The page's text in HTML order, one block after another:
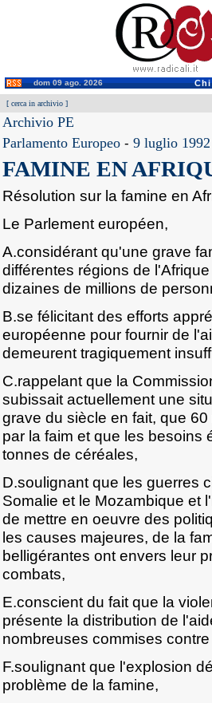
dom 09 ago. 2026
[ cerca in archivio ]
Archivio PE
Parlamento Europeo - 9 luglio 1992
FAMINE EN
Résolution sur la famine en
Le Parlement européen,
A.considérant qu'une grave
différentes régions de
dizaines de millions de
B.se félicitant des efforts
européenne pour fournir de
demeurent tragiquement
C.rappelant que la
subissait actuellement une
grave du siècle en fait, que
par la faim et que les besoins
tonnes de céréales,
D.soulignant que les guerres
Somalie et le Mozambique et
de mettre en oeuvre des
les causes majeures, de la
belligérantes ont envers leur
combats,
E.conscient du fait que la
présente la distribution de
nombreuses commises
F.soulignant que l'explosion
problème de la famine,